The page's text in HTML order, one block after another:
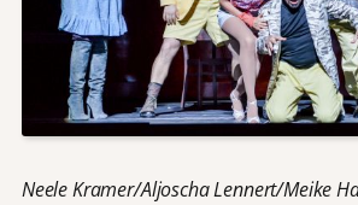
Neele Kramer/Aljoscha Lennert/Meike